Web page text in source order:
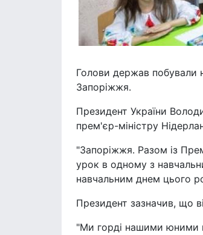
Голови держав побували
Запоріжжя.
Президент України
прем'єр-міністру
"Запоріжжя. Разом із
урок в одному з
навчальним днем цього
Президент зазначив, що
"Ми горді нашими юними